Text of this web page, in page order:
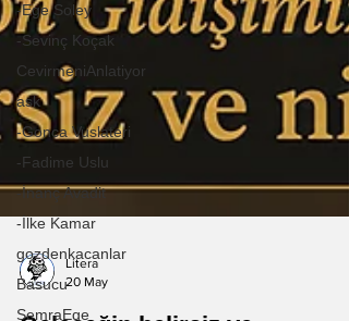
-Ege Soley
-Sevinç Koçak
CevirmeniAnlatiyor
ask
-Gonca Vuslateri
-Fadime Uslu
-İnanç Avadit
-İlke Kamar
gozdenkacanlar
Basucu
SemraEge